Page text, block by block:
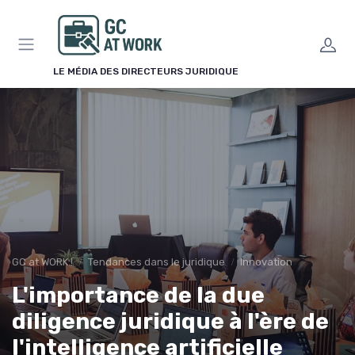
LE MÉDIA DES DIRECTEURS JURIDIQUE
GC at WORK ! Tendances dans le juridique Innovation
L'importance de la due
diligence juridique à l'ère de
l'intelligence artificielle